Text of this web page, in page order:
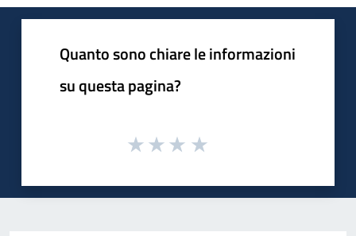
Quanto sono chiare le informazioni
su questa pagina?